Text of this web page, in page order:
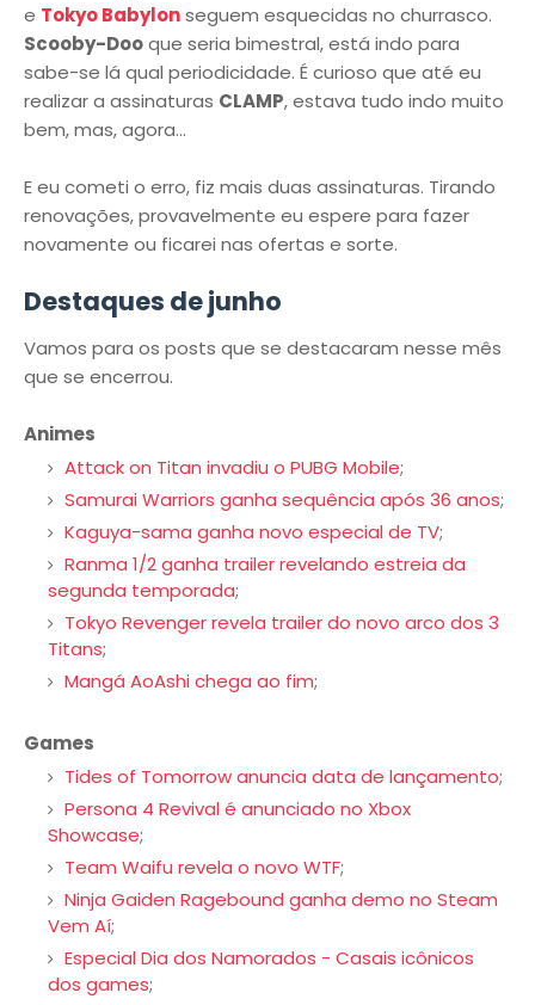
e Tokyo Babylonseguem esquecidas no churrasco.
Scooby-Dooque seria bimestral, está indo para
sabe-se lá qual periodicidade. É curioso que até eu
realizar a assinaturas CLAMP, estava tudo indo muito
bem, mas, agora...
E eu cometi o erro, fiz mais duas assinaturas. Tirando
renovações, provavelmente eu espere para fazer
novamente ou ficarei nas ofertas e sorte.
Destaques de junho
Vamos para os posts que se destacaram nesse mês
que se encerrou.
Animes
Attack on Titan invadiu o PUBG Mobile;
Samurai Warriors ganha sequência após 36 anos;
Kaguya-sama ganha novo especial de TV;
Ranma 1/2 ganha trailer revelando estreia da
segunda temporada;
Tokyo Revenger revela trailer do novo arco dos 3
Titans;
Mangá AoAshi chega ao fim;
Games
Tides of Tomorrow anuncia data de lançamento;
Persona 4 Revival é anunciado no Xbox
Showcase;
Team Waifu revela o novo WTF;
Ninja Gaiden Ragebound ganha demo no Steam
Vem Aí;
Especial Dia dos Namorados - Casais icônicos
dos games;